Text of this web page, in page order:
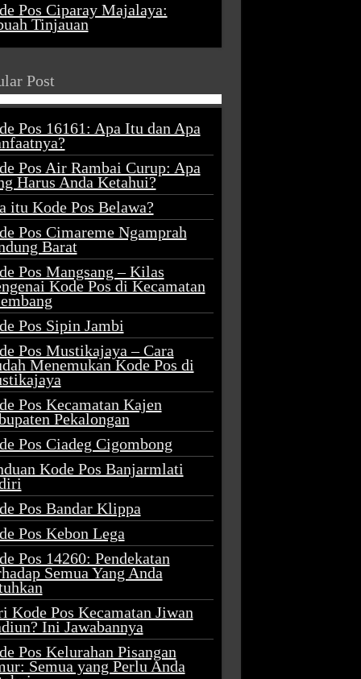
Pos Ciparay Majalaya:
Tinjauan
Post
Pos 16161: Apa Itu dan Apa
Pos Air Rambai Curup: Apa
Harus Anda Ketahui?
itu Kode Pos Belawa?
Pos Cimareme Ngamprah
Barat
Pos Mangsang – Kilas
Kode Pos di Kecamatan
Pos Sipin Jambi
Pos Mustikajaya – Cara
Menemukan Kode Pos di
Pos Kecamatan Kajen
Pekalongan
Pos Ciadeg Cigombong
Kode Pos Banjarmlati
Pos Bandar Klippa
Pos Kebon Lega
Pos 14260: Pendekatan
Semua Yang Anda
Kode Pos Kecamatan Jiwan
Ini Jawabannya
Pos Kelurahan Pisangan
Semua yang Perlu Anda